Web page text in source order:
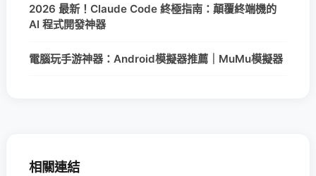
2026 最新！Claude Code 終極指南：顛覆終端機的
AI 程式開發神器
電腦玩手游神器：Android模擬器推薦｜MuMu模擬器
相關連結